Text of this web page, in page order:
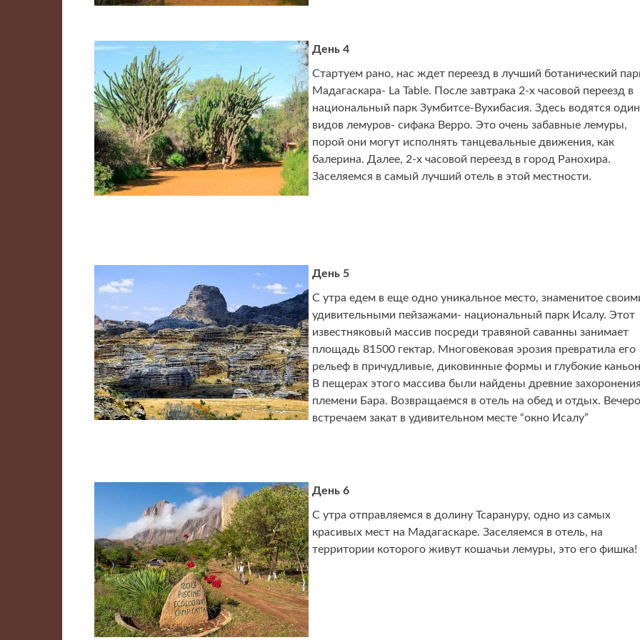
День 4
Стартуем рано, нас ждет переезд в лучший ботанический
Мадагаскара- La Table. После завтрака 2-х часовой переезд в
национальный парк Зумбитсе-Вухибасия. Здесь водятся
видов лемуров- сифака Верро. Это очень забавные лемуры,
порой они могут исполнять танцевальные движения, как
балерина. Далее, 2-х часовой переезд в город Ранохира.
Заселяемся в самый лучший отель в этой местности.
День 5
С утра едем в еще одно уникальное место, знаменитое
удивительными пейзажами- национальный парк Исалу. Этот
известняковый массив посреди травяной саванны занимает
площадь 81500 гектар. Многовековая эрозия превратила его
рельеф в причудливые, диковинные формы и глубокие
В пещерах этого массива были найдены древние захоронения
племени Бара. Возвращаемся в отель на обед и отдых.
встречаем закат в удивительном месте “окно Исалу”
День 6
С утра отправляемся в долину Тсарануру, одно из самых
красивых мест на Мадагаскаре. Заселяемся в отель, на
территории которого живут кошачьи лемуры, это его фишка!